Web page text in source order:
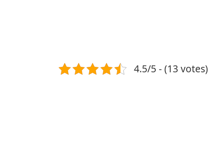
4.5/5 - (13 votes)